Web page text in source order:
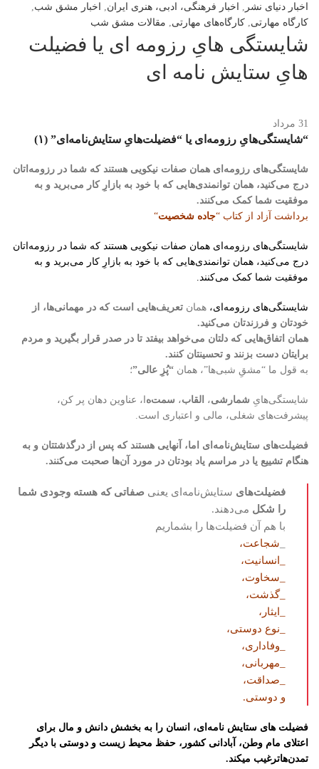
اخبار دنیای نشر اخبار فرهنگی، ادبی، هنری ایران اخبار مشق شب
کارگاه مهارتی کارگاه‌های مهارتی مقالات مشق شب
شایستگی هایِ رزومه ای یا فضیلت
هایِ ستایش نامه ای
31 مرداد
“شایستگی‌هایِ رزومه‌ای یا “فضیلت‌هایِ ستایش‌نامه‌ای” (۱)
شایستگی‌های رزومه‌ای همان صفات نیکویی هستند که شما در رزومه‌اتان
درج می‌کنید، همان توانمندی‌هایی که با خود به بازارِ کار می‌برید و به
موفقیت شما کمک می‌کنند.
برداشت آزاد از کتاب “جاده شخصیت“
شایستگی‌های رزومه‌ای همان صفات نیکویی هستند که شما در رزومه‌اتان
درج می‌کنید، همان توانمندی‌هایی که با خود به بازارِ کار می‌برید و به
موفقیت شما کمک می‌کنند.
شایستگی‌های رزومه‌ای، همان تعریف‌هایی است که در مهمانی‌ها، از
خودتان و فرزندتان می‌کنید‌.
همان اتفاق‌هایی که دلتان می‌خواهد بیفتد تا در صدر قرار بگیرید و مردم
برایتان دست بزنند و تحسینتان کنند.
به قول ما “مشقِ شبی‌ها”، همان “پُزِ عالی”؛
شایستگی‌هایِ شمارشی، القاب، سمت‌ها، عناوین دهان پر کن،
پیشرفت‌های شغلی، مالی و اعتباری است.
فضیلت‌های ستایش‌نامه‌ای اما، آنهایی هستند که پس از درگذشتتان و به
هنگام تشییع یا در مراسم یاد بودتان در مورد آن‌ها صحبت می‌کنند.
فضیلت‌های ستایش‌نامه‌ای یعنی صفاتی که هسته وجودی شما
را شکل می‌دهند.
با هم آن فضیلت‌ها را بشماریم
شجاعت،
_انسانیت،
_سخاوت،
_گذشت،
_ایثار،
_نوع دوستی،
_وفاداری،
_مهربانی،
_صداقت،
و دوستی.
فضیلت های ستایش نامه‌ای، انسان را به بخشش دانش و مال برای
اعتلای مام وطن، آبادانی کشور، حفظ محیط زیست و دوستی با دیگر
تمدن‌هاترغیب میکند.